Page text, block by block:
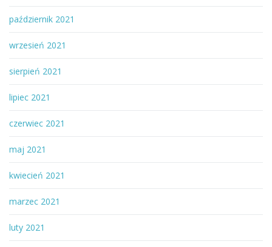
październik 2021
wrzesień 2021
sierpień 2021
lipiec 2021
czerwiec 2021
maj 2021
kwiecień 2021
marzec 2021
luty 2021